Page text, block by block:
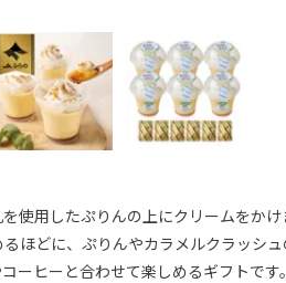
使用したぷりんの上にクリームをか
ほどに、ぷりんやカラメルクラッシ
ーヒーと合わせて楽しめるギフトです。